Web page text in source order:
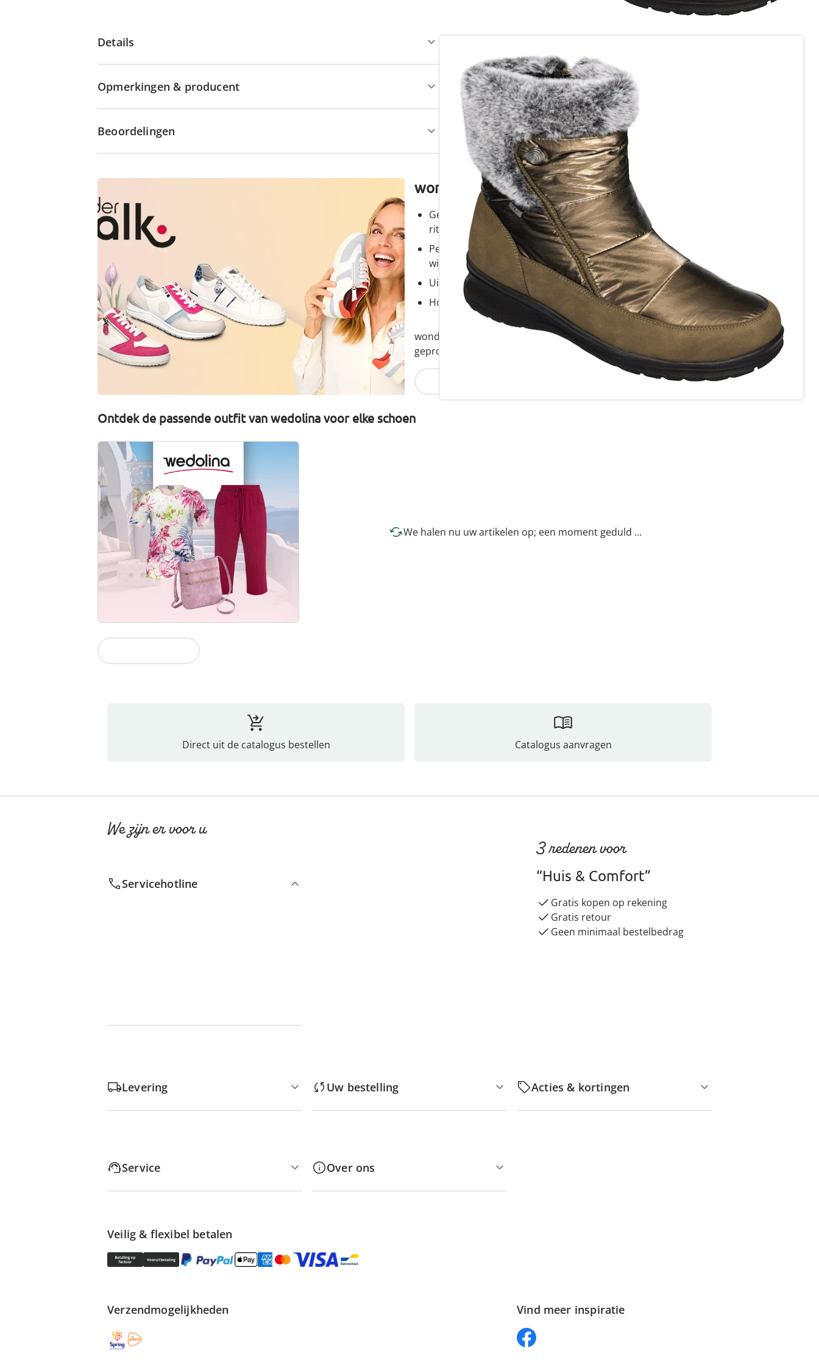
Details
Opmerkingen & producent
Beoordelingen
wonderwalk - lopen als op wolken
Gemakkelijke toegang dankzij elastiek, klittenband of
ritssluiting
Perfecte pasvorm, dankzij standaard en comfortabele
wijdtematen
Uitneembaar voetbed - ideaal voor inlegzolen
Hoogwaardige, lichtgewicht materialen & diverse designs
wonderwalk combineert comfort, stijl en kwaliteit - duurzaam
geproduceerd en eerlijk geprijsd.
Ontdek de passende outfit van wedolina voor elke schoen
We halen nu uw artikelen op; een moment geduld ...
Direct uit de catalogus bestellen Catalogus aanvragen
We zijn er voor u
Servicehotline
3 redenen voor
“Huis & Comfort”
Gratis kopen op rekening
Gratis retour
Geen minimaal bestelbedrag
Levering Uw bestelling Acties & kortingen
Service Over ons
Veilig & flexibel betalen
Verzendmogelijkheden Vind meer inspiratie